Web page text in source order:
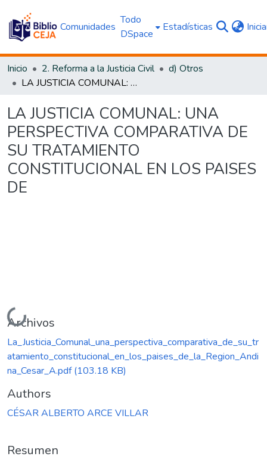
Comunidades
Todo
DSpace
Estadísticas
Inicio 2. Reforma a la Justicia Civil
d) Otros
LA JUSTICIA COMUNAL: UNA PERSPECTIVA COMPARATIVA DE SU TRATAMIENTO CONSTITUCIONAL EN LOS PAISES DE
LA JUSTICIA COMUNAL: UNA
PERSPECTIVA COMPARATIVA DE
SU TRATAMIENTO
CONSTITUCIONAL EN LOS PAISES
DE
Cargando...
Archivos
La_Justicia_Comunal_una_perspectiva_comparativa_de_su_tr
atamiento_constitucional_en_los_paises_de_la_Region_Andi
na_Cesar_A.pdf(103.18 KB)
Authors
CÉSAR ALBERTO ARCE VILLAR
Resumen